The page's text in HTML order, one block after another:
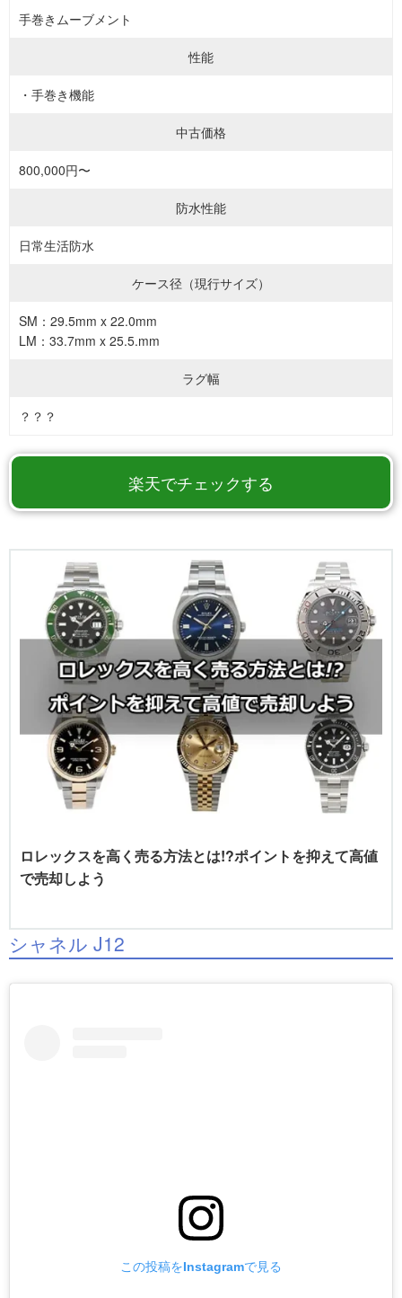
手巻きムーブメント
性能
・手巻き機能
中古価格
800,000円〜
防水性能
日常生活防水
ケース径（現行サイズ）
SM：29.5mm x 22.0mm
LM：33.7mm x 25.5.mm
ラグ幅
？？？
楽天でチェックする
ロレックスを高く売る方法とは!?ポイントを抑えて高値
で売却しよう
シャネル J12
この投稿をInstagramで見る